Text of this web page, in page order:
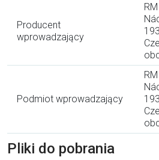
Producent
wprowadzający
Podmiot wprowadzający
Pliki do pobrania